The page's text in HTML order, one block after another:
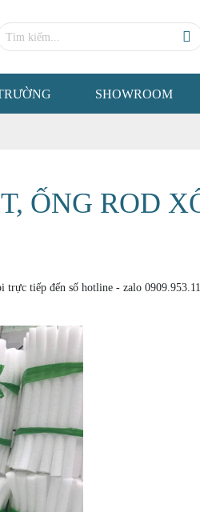
SHOWROOM
ỐNG ROD
tiếp đến số hotline - zalo